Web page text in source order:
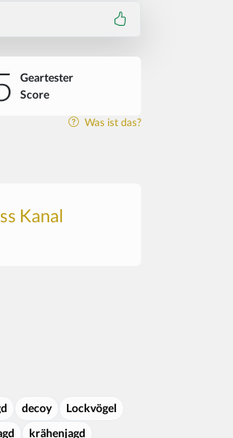
Geartester
Score
Was ist das?
Kanal
decoy
Lockvögel
krähenjagd